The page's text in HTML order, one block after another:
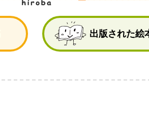
出版された絵